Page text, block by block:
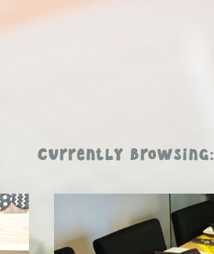
Currently Browsing: